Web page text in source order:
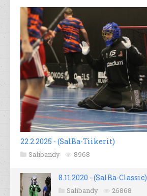
22.2.2025 - (SalBa-Tiikerit)
Salibandy 8968
8.11.2020 - (SalBa-Classic)
Salibandy 26868